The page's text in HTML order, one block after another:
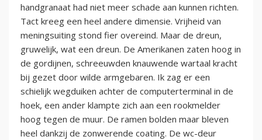
handgranaat had niet meer schade aan kunnen richten.
Tact kreeg een heel andere dimensie. Vrijheid van
meningsuiting stond fier overeind. Maar de dreun,
gruwelijk, wat een dreun. De Amerikanen zaten hoog in
de gordijnen, schreeuwden knauwende wartaal kracht
bij gezet door wilde armgebaren. Ik zag er een
schielijk wegduiken achter de computerterminal in de
hoek, een ander klampte zich aan een rookmelder
hoog tegen de muur. De ramen bolden maar bleven
heel dankzij de zonwerende coating. De wc-deur